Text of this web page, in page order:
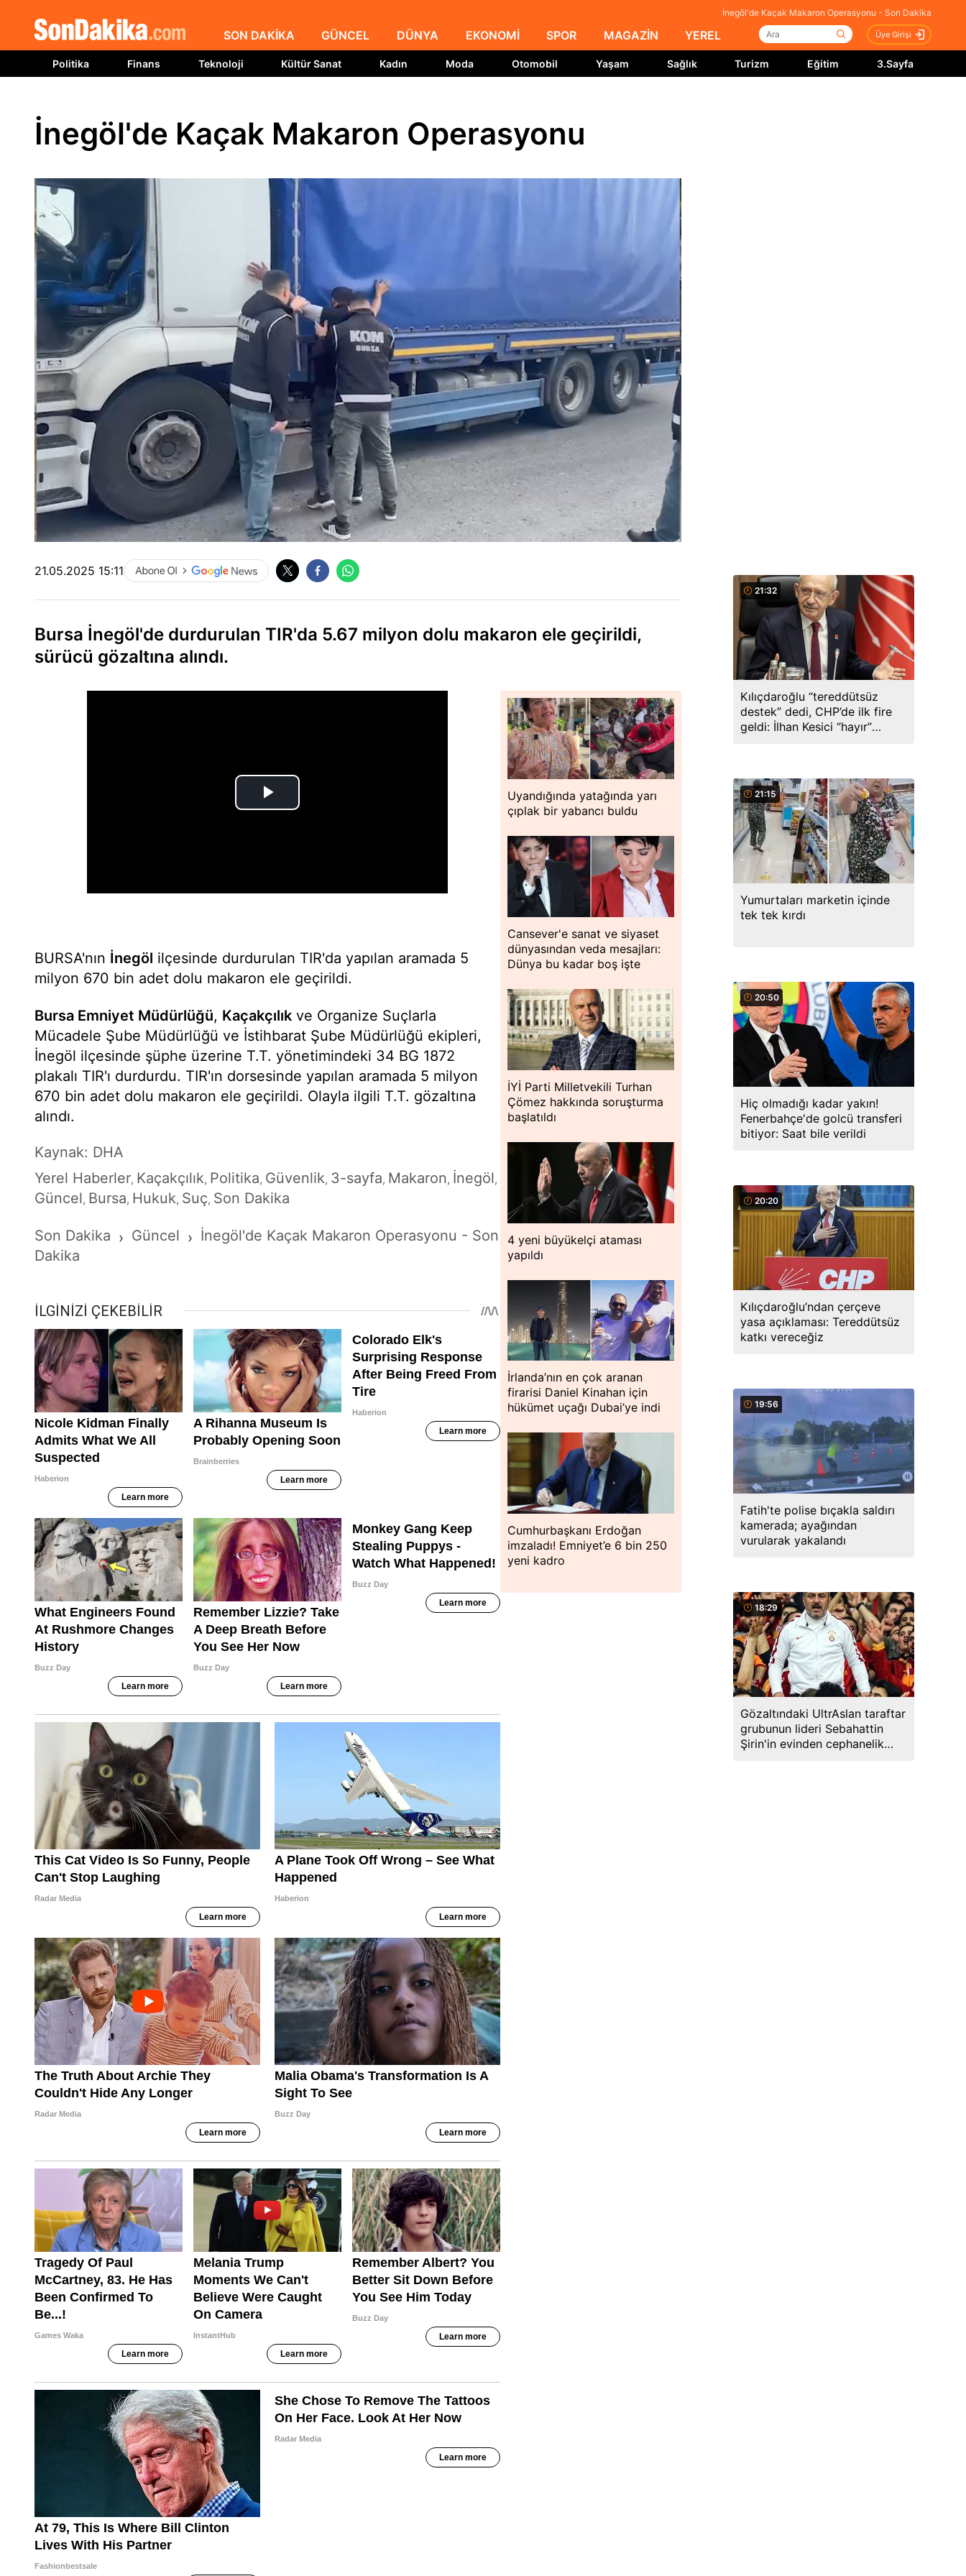
İnegöl'de Kaçak Makaron Operasyonu - Son Dakika
SON DAKİKA GÜNCEL DÜNYA EKONOMİ SPOR MAGAZİN YEREL Üye Girişi
Politika Finans Teknoloji Kültür Sanat Kadın Moda Otomobil Yaşam Sağlık Turizm Eğitim 3.Sayfa
İnegöl'de Kaçak Makaron Operasyonu
21.05.2025 15:11
Bursa İnegöl'de durdurulan TIR'da 5.67 milyon dolu makaron ele geçirildi,
sürücü gözaltına alındı.
BURSA'nın İnegöl ilçesinde durdurulan TIR'da yapılan aramada 5
milyon 670 bin adet dolu makaron ele geçirildi.
Bursa Emniyet Müdürlüğü, Kaçakçılık ve Organize Suçlarla
Mücadele Şube Müdürlüğü ve İstihbarat Şube Müdürlüğü ekipleri,
İnegöl ilçesinde şüphe üzerine T.T. yönetimindeki 34 BG 1872
plakalı TIR'ı durdurdu. TIR'ın dorsesinde yapılan aramada 5 milyon
670 bin adet dolu makaron ele geçirildi. Olayla ilgili T.T. gözaltına
alındı.
Kaynak: DHA
Yerel Haberler, Kaçakçılık, Politika, Güvenlik, 3-sayfa, Makaron, İnegöl,
Güncel, Bursa, Hukuk, Suç, Son Dakika
Son Dakika › Güncel › İnegöl'de Kaçak Makaron Operasyonu - Son
Dakika
Uyandığında yatağında yarı
çıplak bir yabancı buldu
Cansever'e sanat ve siyaset
dünyasından veda mesajları:
Dünya bu kadar boş işte
İYİ Parti Milletvekili Turhan
Çömez hakkında soruşturma
başlatıldı
4 yeni büyükelçi ataması
yapıldı
İrlanda’nın en çok aranan
firarisi Daniel Kinahan için
hükümet uçağı Dubai’ye indi
Cumhurbaşkanı Erdoğan
imzaladı! Emniyet’e 6 bin 250
yeni kadro
21:32
Kılıçdaroğlu “tereddütsüz
destek” dedi, CHP’de ilk fire
geldi: İlhan Kesici “hayır”
21:15
Yumurtaları marketin içinde
tek tek kırdı
20:50
Hiç olmadığı kadar yakın!
Fenerbahçe'de golcü transferi
bitiyor: Saat bile verildi
20:20
Kılıçdaroğlu’ndan çerçeve
yasa açıklaması: Tereddütsüz
katkı vereceğiz
19:56
Fatih'te polise bıçakla saldırı
kamerada; ayağından
vurularak yakalandı
18:29
Gözaltındaki UltrAslan taraftar
grubunun lideri Sebahattin
Şirin'in evinden cephanelik